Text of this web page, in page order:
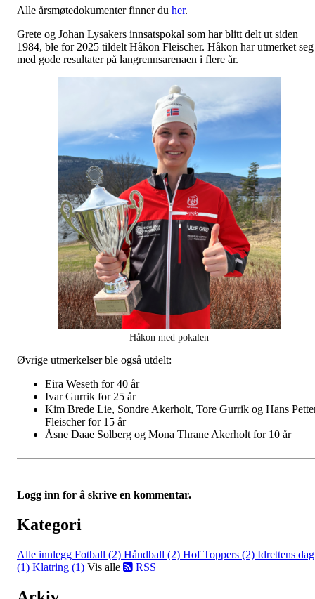
Alle årsmøtedokumenter finner du her.
Grete og Johan Lysakers innsatspokal som har blitt delt ut siden
1984, ble for 2025 tildelt Håkon Fleischer. Håkon har utmerket seg
med gode resultater på langrennsarenaen i flere år.
Håkon med pokalen
Øvrige utmerkelser ble også utdelt:
Eira Weseth for 40 år
Ivar Gurrik for 25 år
Kim Brede Lie, Sondre Akerholt, Tore Gurrik og Hans
Fleischer for 15 år
Åsne Daae Solberg og Mona Thrane Akerholt for 10 år
Logg inn for å skrive en kommentar.
Kategori
Alle innlegg Fotball (2) Håndball (2) Hof Toppers (2) Idrettens dag
(1) Klatring (1) Vis alle RSS